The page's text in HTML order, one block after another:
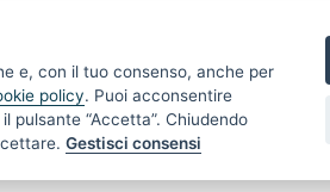
e, con il tuo consenso, anche per
policy. Puoi acconsentire
pulsante “Accetta”. Chiudendo
Gestisci consensi